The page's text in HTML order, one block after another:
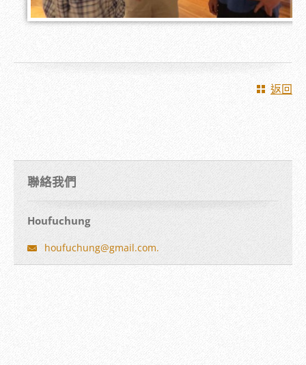
返回
聯絡我們
Houfuchung
houfuchung@gmail.com.